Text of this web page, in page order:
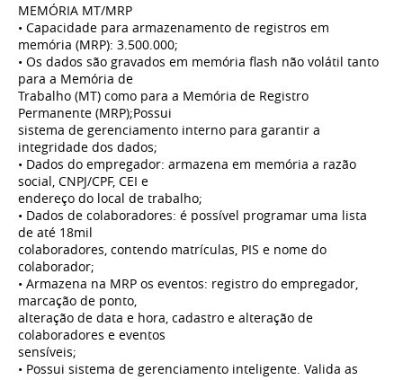
MEMÓRIA MT/MRP
• Capacidade para armazenamento de registros em
memória (MRP): 3.500.000;
• Os dados são gravados em memória flash não volátil tanto
para a Memória de
Trabalho (MT) como para a Memória de Registro
Permanente (MRP);Possui
sistema de gerenciamento interno para garantir a
integridade dos dados;
• Dados do empregador: armazena em memória a razão
social, CNPJ/CPF, CEI e
endereço do local de trabalho;
• Dados de colaboradores: é possível programar uma lista
de até 18mil
colaboradores, contendo matrículas, PIS e nome do
colaborador;
• Armazena na MRP os eventos: registro do empregador,
marcação de ponto,
alteração de data e hora, cadastro e alteração de
colaboradores e eventos
sensíveis;
• Possui sistema de gerenciamento inteligente. Valida as